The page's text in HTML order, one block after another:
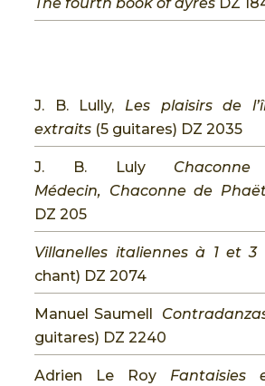
J. B. Lully, Les plaisirs de
extraits (5 guitares) DZ 2035
J. B. Luly
Médecin, Chaconne de
DZ 205
Villanelles italiennes à 1 et 3
chant) DZ 2074
Manuel Saumell
guitares) DZ 2240
Adrien Le Roy Fantaisies